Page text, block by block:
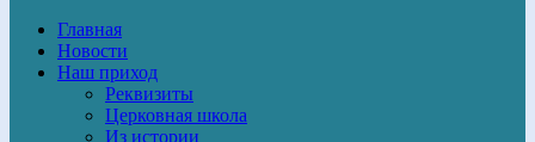
Главная
Новости
Наш приход
Реквизиты
Церковная школа
Из истории